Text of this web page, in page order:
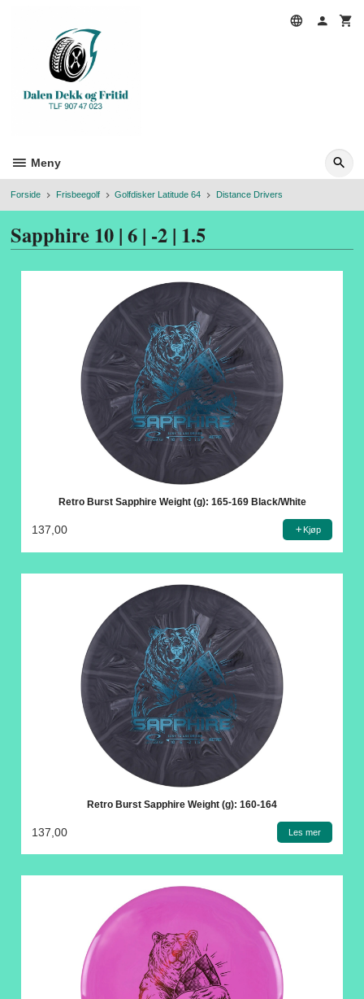
Meny
Forside Frisbeegolf Golfdisker Latitude 64 Distance Drivers
Sapphire 10 | 6 | -2 | 1.5
Retro Burst Sapphire Weight (g): 165-169 Black/White
137,00 Kjøp
Retro Burst Sapphire Weight (g): 160-164
137,00 Les mer